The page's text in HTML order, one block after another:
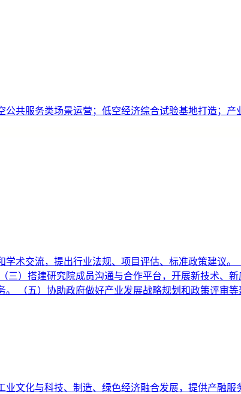
共服务类场景运营；低空经济综合试验基地打造；产
学术交流，提出行业法规、项目评估、标准政策建议
）搭建研究院成员沟通与合作平台，开展新技术、
（五）协助政府做好产业发展战略规划和政策评审
文化与科技、制造、绿色经济融合发展，提供产融